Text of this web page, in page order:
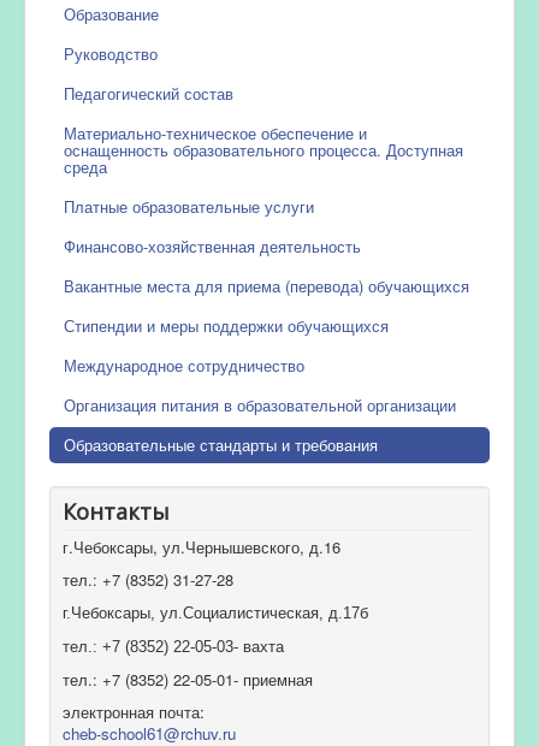
Образование
Руководство
Педагогический состав
Материально-техническое обеспечение и
оснащенность образовательного процесса. Доступная
среда
Платные образовательные услуги
Финансово-хозяйственная деятельность
Вакантные места для приема (перевода) обучающихся
Стипендии и меры поддержки обучающихся
Международное сотрудничество
Организация питания в образовательной организации
Образовательные стандарты и требования
Контакты
г.Чебоксары, ул.Чернышевского, д.16
тел.: +7 (8352) 31-27-28
г.Чебоксары, ул.Социалистическая, д.17б
тел.: +7 (8352) 22-05-03- вахта
тел.: +7 (8352) 22-05-01- приемная
электронная почта:
cheb-school61@rchuv.ru